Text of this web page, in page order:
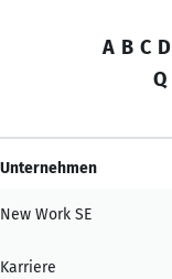
A B C D
Q
Unternehmen
New Work SE
Karriere